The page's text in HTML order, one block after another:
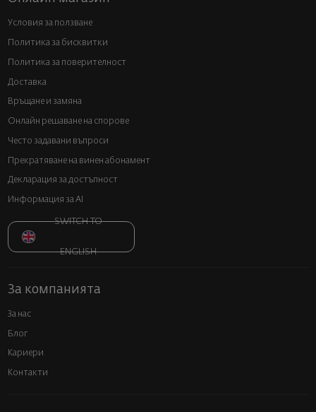
Условия за ползване
Политика за бисквитки
Политика за поверителност
Доставка
Връщане и замяна
Онлайн решаване на спорове
Често задавани въпроси
Прекратяване на винен абонамент
Декларация за достъпност
Информация за AI
SWITCH TO
ENGLISH
За компанията
За нас
Блог
Кариери
Контакти